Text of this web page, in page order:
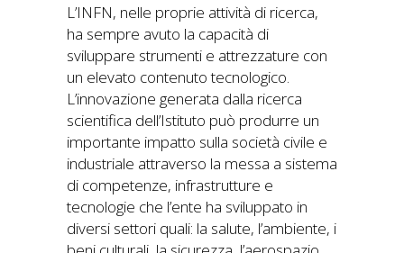
L’INFN, nelle proprie attività di ricerca,
ha sempre avuto la capacità di
sviluppare strumenti e attrezzature con
un elevato contenuto tecnologico.
L’innovazione generata dalla ricerca
scientifica dell’Istituto può produrre un
importante impatto sulla società civile e
industriale attraverso la messa a sistema
di competenze, infrastrutture e
tecnologie che l’ente ha sviluppato in
diversi settori quali: la salute, l’ambiente, i